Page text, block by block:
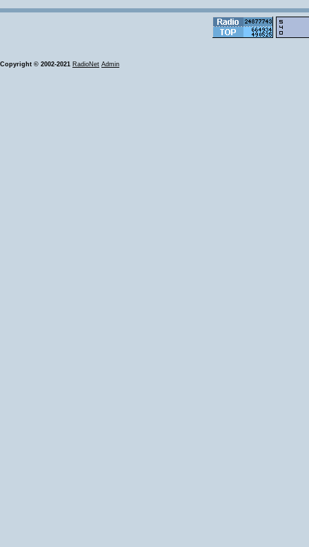
Copyright © 2002-2021 RadioNet Admin